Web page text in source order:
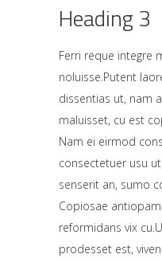
Heading 3
Ferri reque integre
noluisse.Putent
dissentias ut, nam
maluisset, cu est
Nam ei eirmod
consectetuer usu
senserit an, sumo
Copiosae
reformidans vix
prodesset est,